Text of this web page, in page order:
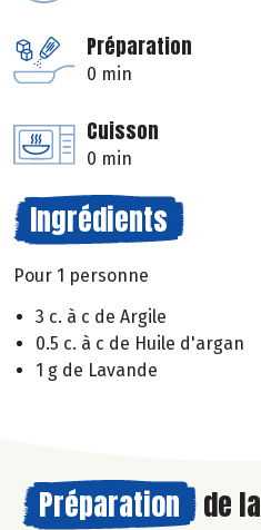
Préparation
0 min
Cuisson
0 min
Ingrédients
Pour 1 personne
3 c. à c de Argile
0.5 c. à c de Huile d'argan
1 g de Lavande
Préparation de la